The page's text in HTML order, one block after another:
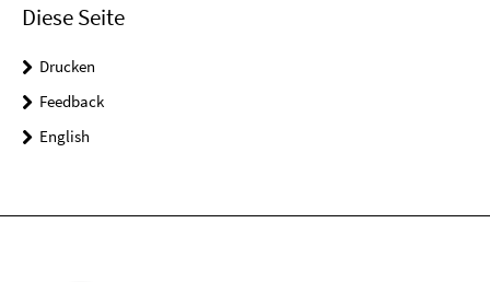
Diese Seite
Drucken
Feedback
English